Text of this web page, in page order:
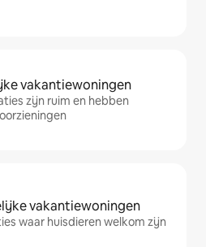
vakantiewoningen
zijn ruim en hebben
vakantiewoningen
waar huisdieren welkom zijn